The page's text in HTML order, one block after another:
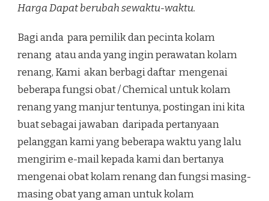
Harga Dapat berubah sewaktu-waktu.
Bagi anda para pemilik dan pecinta kolam
renang atau anda yang ingin perawatan kolam
renang, Kami akan berbagi daftar mengenai
beberapa fungsi obat / Chemical untuk kolam
renang yang manjur tentunya, postingan ini kita
buat sebagai jawaban daripada pertanyaan
pelanggan kami yang beberapa waktu yang lalu
mengirim e-mail kepada kami dan bertanya
mengenai obat kolam renang dan fungsi masing-
masing obat yang aman untuk kolam